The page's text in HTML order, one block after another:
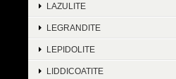
LAZULITE
LEGRANDITE
LEPIDOLITE
LIDDICOATITE